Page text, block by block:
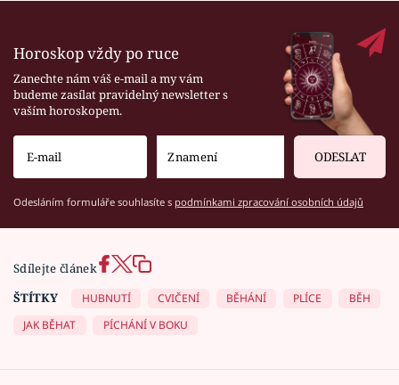
Horoskop vždy po ruce
Zanechte nám váš e-mail a my vám
budeme zasílat pravidelný newsletter s
vaším horoskopem.
ODESLAT
Odesláním formuláře souhlasíte s podmínkami zpracování osobních údajů
Sdílejte článek
ŠTÍTKY
HUBNUTÍ CVIČENÍ BĚHÁNÍ PLÍCE
BĚH
JAK BĚHAT
PÍCHÁNÍ V BOKU